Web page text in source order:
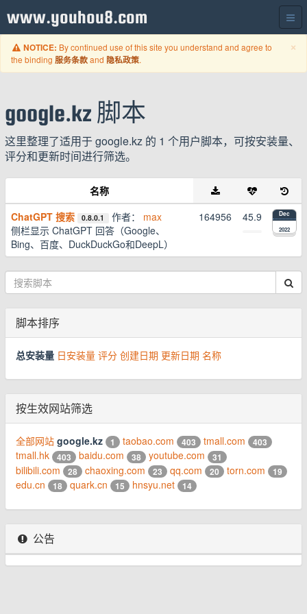
www.youhou8.com
×
NOTICE: By continued use of this site you understand and agree to
the binding 服务条款and 隐私政策.
google.kz 脚本
这里整理了适用于 google.kz 的 1 个用户脚本，可按安装量、
评分和更新时间进行筛选。
名称
ChatGPT 搜索
0.8.0.1 作者： max
侧栏显示 ChatGPT 回答（Google、
Bing、百度、DuckDuckGo和DeepL）
164956 45.9 Dec
2022
脚本排序
总安装量 日安装量 评分 创建日期 更新日期 名称
按生效网站筛选
全部网站 google.kz 1 taobao.com 403 tmall.com 403
tmall.hk 403 baidu.com 38 youtube.com 31
bilibili.com 28 chaoxing.com 23 qq.com 20 torn.com 19
edu.cn 18 quark.cn 15 hnsyu.net 14
公告